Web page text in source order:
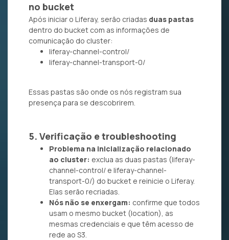
no bucket
Após iniciar o Liferay, serão criadas duas pastas
dentro do bucket com as informações de
comunicação do cluster:
liferay-channel-control/
liferay-channel-transport-0/
Essas pastas são onde os nós registram sua
presença para se descobrirem.
5. Verificação e troubleshooting
Problema na inicialização relacionado
ao cluster: exclua as duas pastas (liferay-
channel-control/ e liferay-channel-
transport-0/) do bucket e reinicie o Liferay.
Elas serão recriadas.
Nós não se enxergam: confirme que todos
usam o mesmo bucket (location), as
mesmas credenciais e que têm acesso de
rede ao S3.